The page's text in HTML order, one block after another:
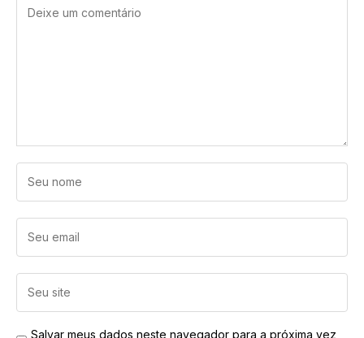
Salvar meus dados neste navegador para a próxima vez